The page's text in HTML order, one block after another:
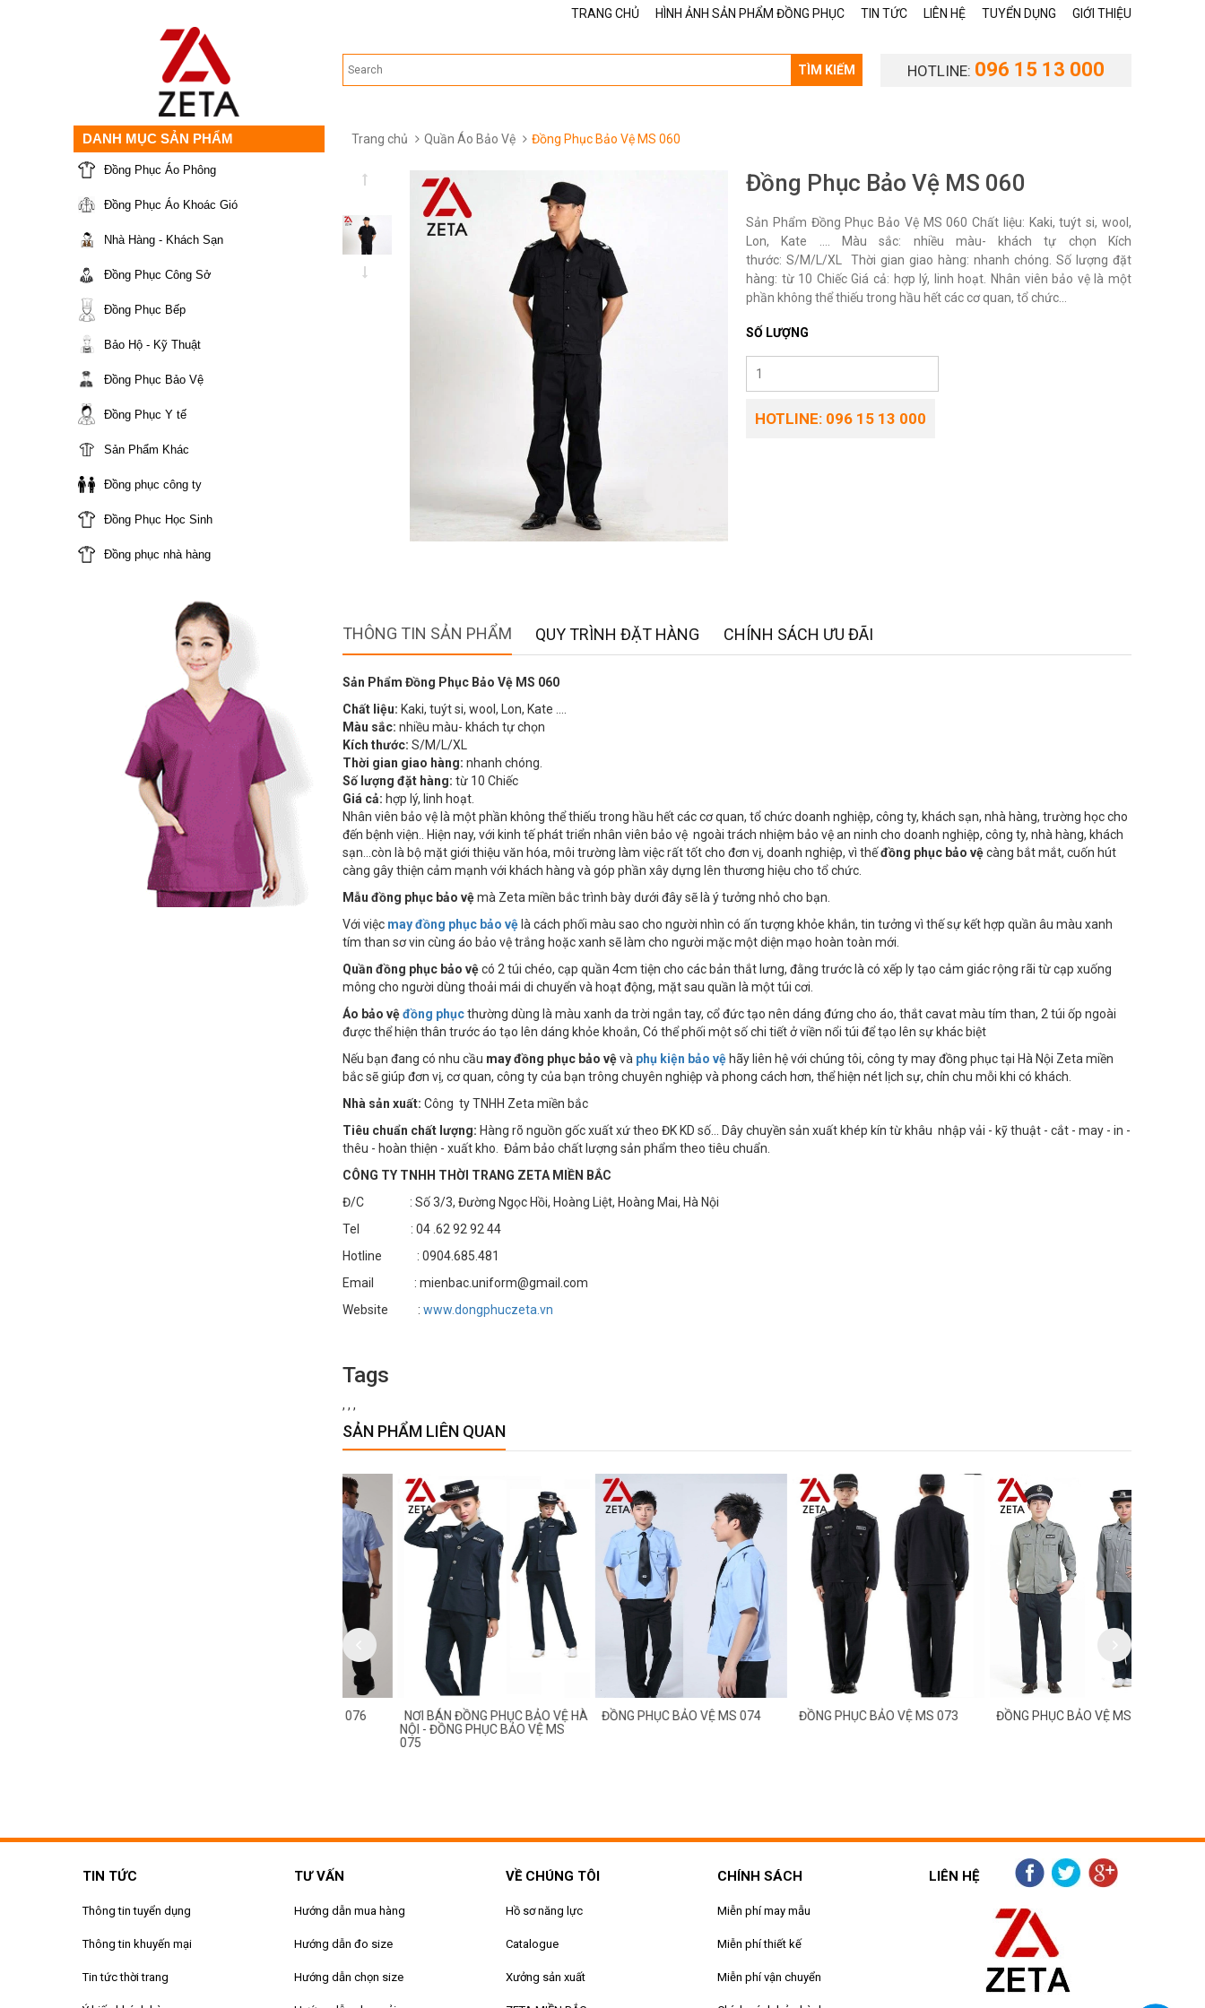
TRANG CHỦ HÌNH ẢNH SẢN PHẨM ĐỒNG PHỤC TIN TỨC LIÊN HỆ TUYỂN DỤNG GIỚI THIỆU
HOTLINE: 096 15 13 000
TÌM KIẾM
DANH MỤC SẢN PHẨM
Đồng Phục Áo Phông
Đồng Phục Áo Khoác Gió
Nhà Hàng - Khách Sạn
Đồng Phục Công Sở
Đồng Phục Bếp
Bảo Hộ - Kỹ Thuật
Đồng Phục Bảo Vệ
Đồng Phục Y tế
Sản Phẩm Khác
Đồng phục công ty
Đồng Phục Học Sinh
Đồng phục nhà hàng
Trang chủ Quần Áo Bảo Vệ Đồng Phục Bảo Vệ MS 060
Đồng Phục Bảo Vệ MS 060
Sản Phẩm Đồng Phục Bảo Vệ MS 060 Chất liệu: Kaki, tuýt si, wool,
Lon, Kate …. Màu sắc: nhiều màu- khách tự chọn Kích
thước: S/M/L/XL Thời gian giao hàng: nhanh chóng. Số lượng đặt
hàng: từ 10 Chiếc Giá cả: hợp lý, linh hoạt. Nhân viên bảo vệ là một
phần không thể thiếu trong hầu hết các cơ quan, tổ chức...
SỐ LƯỢNG
HOTLINE: 096 15 13 000
THÔNG TIN SẢN PHẨM QUY TRÌNH ĐẶT HÀNG CHÍNH SÁCH ƯU ĐÃI
Sản Phẩm Đồng Phục Bảo Vệ MS 060
Chất liệu: Kaki, tuýt si, wool, Lon, Kate ….
Màu sắc: nhiều màu- khách tự chọn
Kích thước: S/M/L/XL
Thời gian giao hàng: nhanh chóng.
Số lượng đặt hàng: từ 10 Chiếc
Giá cả: hợp lý, linh hoạt.
Nhân viên bảo vệ là một phần không thể thiếu trong hầu hết các cơ quan, tổ chức doanh nghiệp, công ty, khách sạn, nhà hàng, trường học cho
đến bệnh viện.. Hiện nay, với kinh tế phát triển nhân viên bảo vệ ngoài trách nhiệm bảo vệ an ninh cho doanh nghiệp, công ty, nhà hàng, khách
sạn...còn là bộ mặt giới thiệu văn hóa, môi trường làm việc rất tốt cho đơn vị, doanh nghiệp, vì thếđồng phục bảo vệcàng bắt mắt, cuốn hút
càng gây thiện cảm mạnh với khách hàng và góp phần xây dựng lên thương hiệu cho tổ chức.
Mẫu đồng phục bảo vệmà Zeta miền bắc trình bày dưới đây sẽ là ý tưởng nhỏ cho bạn.
Với việc may đồng phục bảo vệ là cách phối màu sao cho người nhìn có ấn tượng khỏe khắn, tin tưởng vì thế sự kết hợp quần âu màu xanh
tím than sơ vin cùng áo bảo vệ trắng hoặc xanh sẽ làm cho người mặc một diện mạo hoàn toàn mới.
Quần đồng phục bảo vệcó 2 túi chéo, cạp quần 4cm tiện cho các bản thắt lưng, đằng trước là có xếp ly tạo cảm giác rộng rãi từ cạp xuống
mông cho người dùng thoải mái di chuyển và hoạt động, mặt sau quần là một túi cơi.
Áo bảo vệđồng phụcthường dùng là màu xanh da trời ngắn tay, cổ đức tạo nên dáng đứng cho áo, thắt cavat màu tím than, 2 túi ốp ngoài
được thể hiện thân trước áo tạo lên dáng khỏe khoắn, Có thể phối một số chi tiết ở viền nổi túi để tạo lên sự khác biệt
Nếu bạn đang có nhu cầu may đồng phục bảo vệvà phụ kiện bảo vệ hãy liên hệ với chúng tôi, công ty may đồng phục tại Hà Nội Zeta miền
bắc sẽ giúp đơn vị, cơ quan, công ty của bạn trông chuyên nghiệp và phong cách hơn, thể hiện nét lịch sự, chỉn chu mỗi khi có khách.
Nhà sản xuất: Công ty TNHH Zeta miền bắc
Tiêu chuẩn chất lượng: Hàng rõ nguồn gốc xuất xứ theo ĐK KD số… Dây chuyền sản xuất khép kín từ khâu nhập vải - kỹ thuật - cắt - may - in -
thêu - hoàn thiện - xuất kho. Đảm bảo chất lượng sản phẩm theo tiêu chuẩn.
CÔNG TY TNHH THỜI TRANG ZETA MIỀN BẮC
Đ/C : Số 3/3, Đường Ngọc Hồi, Hoàng Liệt, Hoàng Mai, Hà Nội
Tel : 04 .62 92 92 44
Hotline : 0904.685.481
Email : mienbac.uniform@gmail.com
Website : www.dongphuczeta.vn
Tags
, , ,
SẢN PHẨM LIÊN QUAN
NƠI BÁN ĐỒNG PHỤC BẢO VỆ HÀ
NỘI - ĐỒNG PHỤC BẢO VỆ MS
ĐỒNG PHỤC BẢO VỆ MS 074 ĐỒNG PHỤC BẢO VỆ MS 073 ĐỒNG PHỤC BẢO VỆ MS 072
TIN TỨC
Thông tin tuyển dụng
Thông tin khuyến mại
Tin tức thời trang
TƯ VẤN
Hướng dẫn mua hàng
Hướng dẫn đo size
Hướng dẫn chọn size
VỀ CHÚNG TÔI
Hồ sơ năng lực
Catalogue
Xưởng sản xuất
CHÍNH SÁCH
Miễn phí may mẫu
Miễn phí thiết kế
Miễn phí vận chuyển
LIÊN HỆ